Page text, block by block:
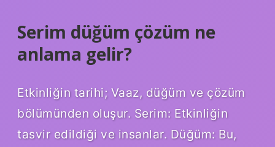
Serim düğüm çözüm ne
anlama gelir?
Etkinliğin tarihi; Vaaz, düğüm ve çözüm
bölümünden oluşur. Serim: Etkinliğin
tasvir edildiği ve insanlar. Düğüm: Bu,